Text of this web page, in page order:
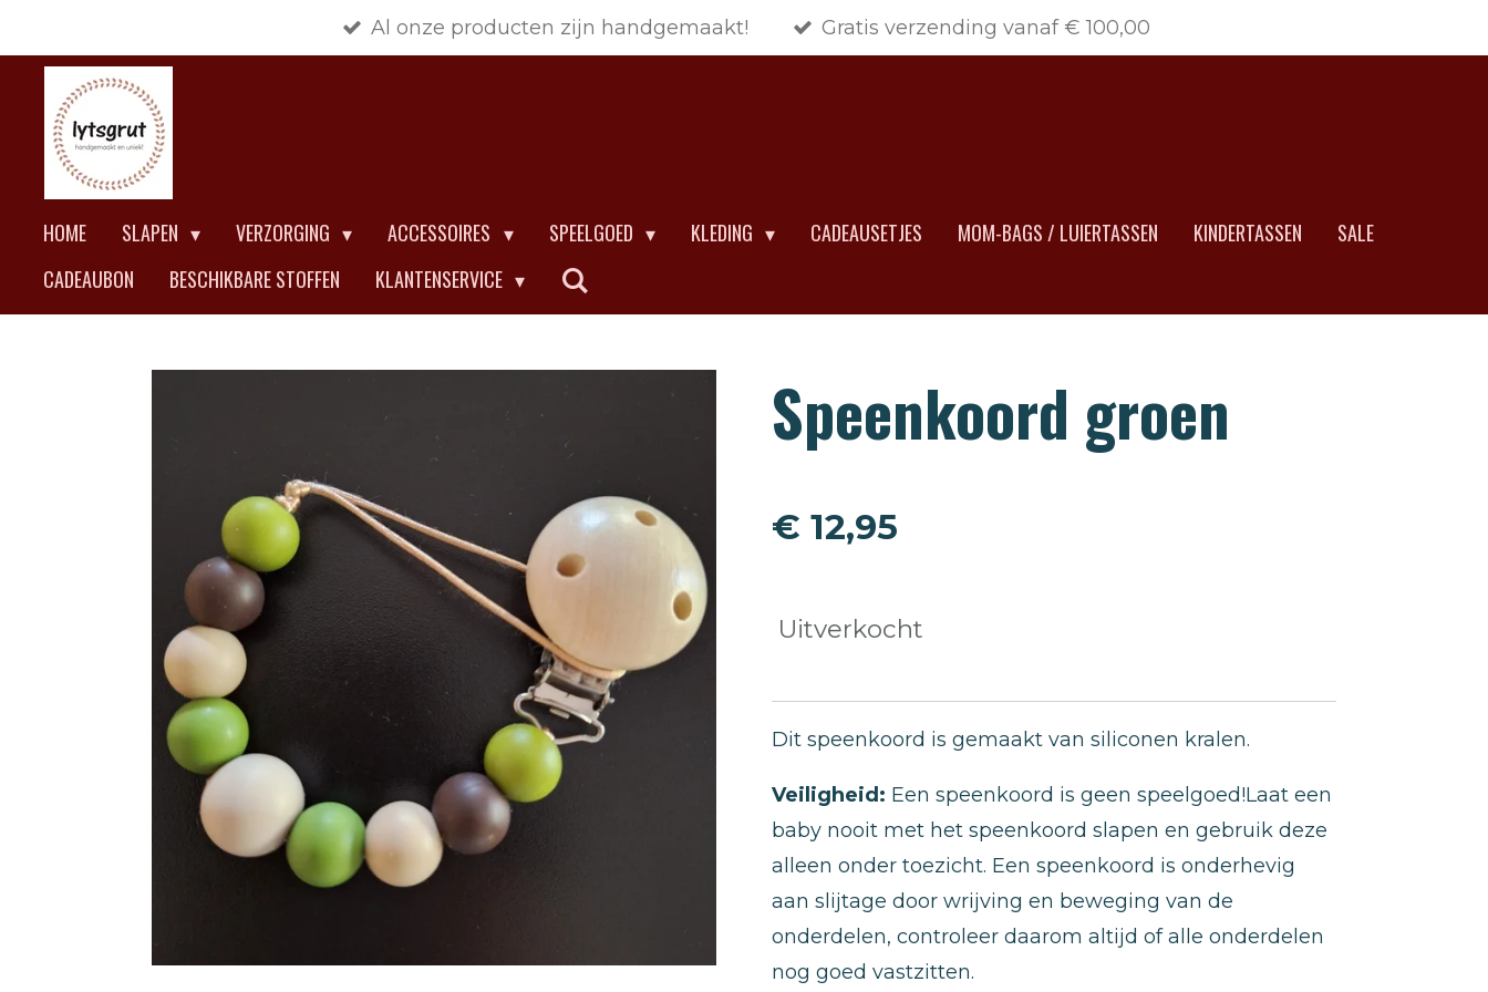
direct
hoofdinhoud
Al onze producten zijn handgemaakt! Gratis verzending vanaf € 100,00
HOME SLAPEN VERZORGING ACCESSOIRES SPEELGOED KLEDING CADEAUSETJES MOM-BAGS / LUIERTASSEN KINDERTASSEN
SALE
CADEAUBON
BESCHIKBARE STOFFEN KLANTENSERVICE
Speenkoord groen
€ 12,95
Uitverkocht
Dit speenkoord is gemaakt van siliconen kralen.
Veiligheid: Een speenkoord is geen speelgoed!Laat een
baby nooit met het speenkoord slapen en gebruik deze
alleen onder toezicht. Een speenkoord is onderhevig
aan slijtage door wrijving en beweging van de
onderdelen, controleer daarom altijd of alle onderdelen
nog goed vastzitten.